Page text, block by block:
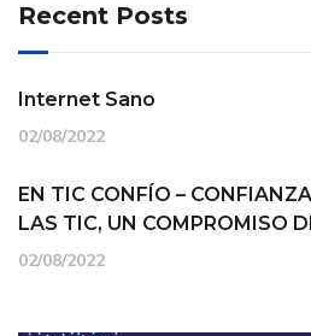
Recent Posts
Internet Sano
02/08/2022
EN TIC CONFÍO –
LAS TIC, UN COMPROMISO
02/08/2022